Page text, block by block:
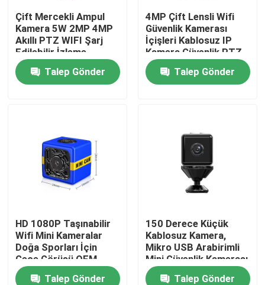
Videolar
Fabrika turu
Kalite Kontrolü
Çift Mercekli Ampul
Kamera 5W 2MP 4MP
Akıllı PTZ WIFI Şarj
Edilebilir İzleme
Kamerası
Talep Gönder
4MP Çift Lensli Wifi
Güvenlik Kamerası
İçişleri Kablosuz IP
Kamera Güvenlik PTZ
WIFI Akıllı Kamera
Talep Gönder
HD 1080P Taşınabilir
Wifi Mini Kameralar
Doğa Sporları İçin
Gece Görüşü OEM
ODM
Talep Gönder
150 Derece Küçük
Kablosuz Kamera,
Mikro USB Arabirimli
Mini Güvenlik Kamerası
1080P
Talep Gönder